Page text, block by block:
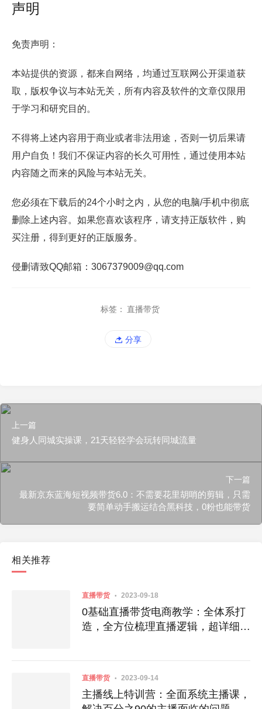
声明
免责声明：
本站提供的资源，都来自网络，均通过互联网公开渠道获
取，版权争议与本站无关，所有内容及软件的文章仅限用
于学习和研究目的。
不得将上述内容用于商业或者非法用途，否则一切后果请
用户自负！我们不保证内容的长久可用性，通过使用本站
内容随之而来的风险与本站无关。
您必须在下载后的24个小时之内，从您的电脑/手机中彻底
删除上述内容。如果您喜欢该程序，请支持正版软件，购
买注册，得到更好的正版服务。
侵删请致QQ邮箱：3067379009@qq.com
标签： 直播带货
分享
上一篇
健身人同城实操课，21天轻轻学会玩转同城流量
下一篇
最新京东蓝海短视频带货6.0：不需要花里胡哨的剪辑，只需
要简单动手搬运结合黑科技，0粉也能带货
相关推荐
直播带货 2023-09-18
0基础直播带货电商教学：全体系打
造，全方位梳理直播逻辑，超详细拆
直播带货 2023-09-14
主播线上特训营：全面系统主播课，